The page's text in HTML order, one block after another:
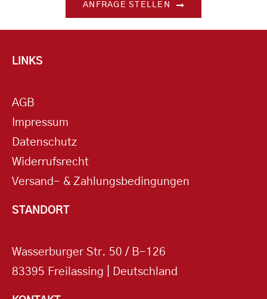
ANFRAGE STELLEN
LINKS
AGB
Impressum
Datenschutz
Widerrufsrecht
Versand- & Zahlungsbedingungen
STANDORT
Wasserburger Str. 50 / B-126
83395 Freilassing | Deutschland